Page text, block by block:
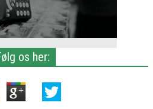
os her: